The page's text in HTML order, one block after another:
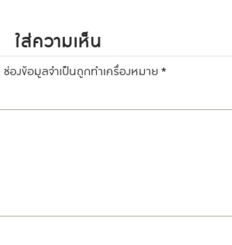
ใส่ความเห็น
ช่องข้อมูลจำเป็นถูกทำเครื่องหมาย *